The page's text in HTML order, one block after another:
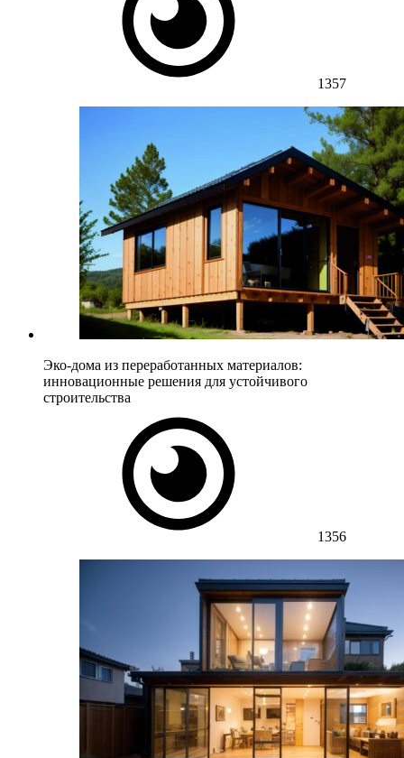
1357
Эко-дома из переработанных материалов:
инновационные решения для устойчивого
строительства
1356